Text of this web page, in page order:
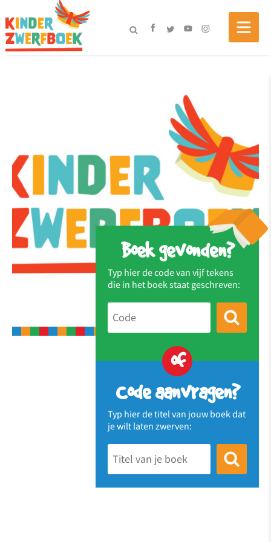
Boek gevonden?
Typ hier de code van vijf tekens
die in het boek staat geschreven:
of
Code aanvragen?
Typ hier de titel van jouw boek dat
je wilt laten zwerven: